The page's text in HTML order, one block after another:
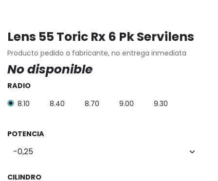
Lens 55 Toric Rx 6 Pk Servilens
Producto pedido a fabricante, no entrega inmediata
No disponible
RADIO
8.10
8.40 8.70 9.00 9.30
POTENCIA
CILINDRO